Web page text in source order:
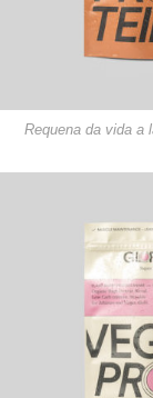
Requena da vida a